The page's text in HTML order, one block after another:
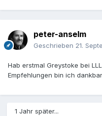
peter-anselm
Geschrieben 21.
Hab erstmal Greystoke bei
Empfehlungen bin ich
1 Jahr später...